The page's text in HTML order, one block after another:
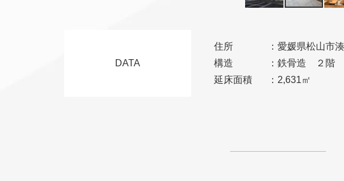
DATA
住所
：愛媛県松山市
構造
：鉄骨造 ２階
延床面積
：2,631㎡